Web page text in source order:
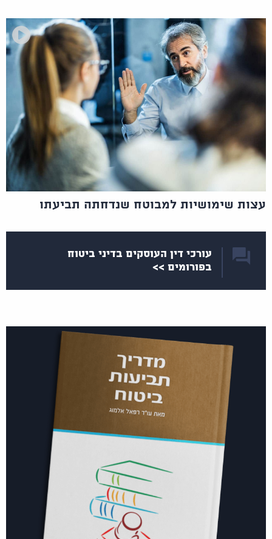
עצות שימושיות למבוטח שנדחתה תביעתו
עורכי דין העוסקים בדיני ביטוח
בפורומים >>